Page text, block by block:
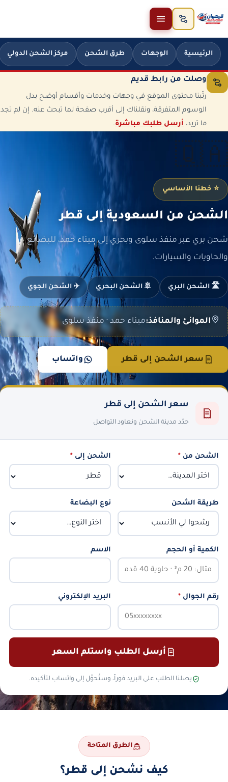
تخطَّ إلى المحتوى
الرئيسية الوجهات طرق الشحن مركز الشحن الدولي
وصلت من رابط قديم
رتّبنا محتوى الموقع في وجهات وخدمات وأقسام أوضح بدل
الوسوم المتفرقة، ونقلناك إلى أقرب صفحة لما تبحث عنه. إن لم تجد
ما تريد، أرسل طلبك مباشرة.
🇶🇦
⭐ خطنا الأساسي
الشحن من السعودية إلى قطر
شحن بري عبر منفذ سلوى وبحري إلى ميناء حمد، للبضائع
والحاويات والسيارات.
🛣️ الشحن البري 🚢 الشحن البحري ✈️ الشحن الجوي
الموانئ والمنافذ:ميناء حمد · منفذ سلوى
سعر الشحن إلى قطر واتساب
سعر الشحن إلى قطر
حدّد مدينة الشحن ونعاود التواصل
الشحن من * الشحن إلى*
طريقة الشحن نوع البضاعة
الكمية أو الحجم الاسم
رقم الجوال * البريد الإلكتروني
أرسل الطلب واستلم السعر
يصلنا الطلب على البريد فوراً، وستُحوَّل إلى واتساب لتأكيده.
الطرق المتاحة
كيف نشحن إلى قطر؟